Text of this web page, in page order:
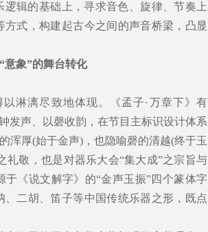
辑的基础上，寻求音色、旋律、节奏上
式，构建起古今之间的声音桥梁，凸显
意象”的舞台转化
淋漓尽致地体现。《孟子·万章下》有
发声、以磬收韵，在节目主标识设计体系
浑厚(始于金声)，也隐喻磬的清越(终于玉
敬，也是对器乐大会“集大成”之宗旨与
《说文解字》的“金声玉振”四个篆体字
二胡、笛子等中国传统乐器之形，既点